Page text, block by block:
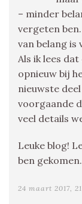
– minder
vergeten
van belang is
Als ik lees
opnieuw bij
nieuwste
voorgaande
veel details
Leuke blog!
ben gekomen.
24 maart 2017,